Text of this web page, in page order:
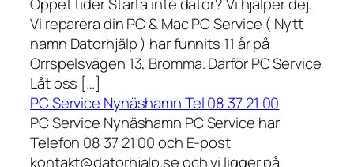
Öppet tider Starta inte dator? Vi hjälper dej.
Vi reparera din PC & Mac PC Service ( Nytt
namn Datorhjälp ) har funnits 11 år på
Orrspelsvägen 13, Bromma. Därför PC Service
Låt oss […]
PC Service Nynäshamn Tel 08 37 21 00
PC Service Nynäshamn PC Service har
Telefon 08 37 21 00 och E-post
kontakt@datorhjalp.se och vi ligger på